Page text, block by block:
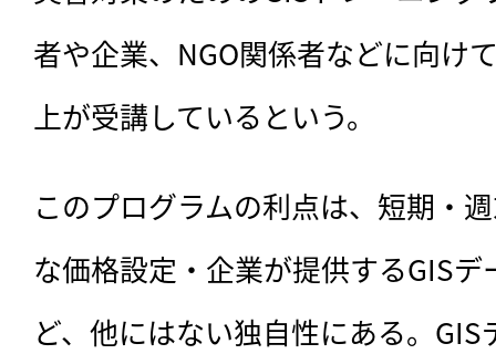
者や企業、NGO関係者などに向け
上が受講しているという。
このプログラムの利点は、短期・
な価格設定・企業が提供するGIS
ど、他にはない独自性にある。